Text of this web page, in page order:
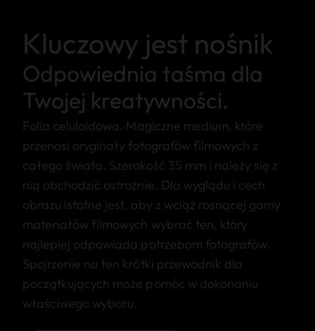
Kluczowy jest nośnik
Odpowiednia taśma dla
Twojej kreatywności.
Folia celuloidowa. Magiczne medium, które
przenosi oryginały fotografów filmowych z
całego świata. Szerokość 35 mm i należy się z
nią obchodzić ostrożnie. Dla wyglądu i cech
obrazu istotne jest, aby z wciąż rosnącej gamy
materiałów filmowych wybrać ten, który
najlepiej odpowiada potrzebom fotografów.
Spojrzenie na ten krótki przewodnik dla
początkujących może pomóc w dokonaniu
właściwego wyboru.